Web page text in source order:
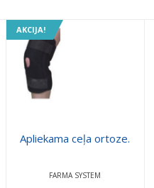
AKCIJA!
Apliekama ceļa ortoze.
FARMA SYSTEM